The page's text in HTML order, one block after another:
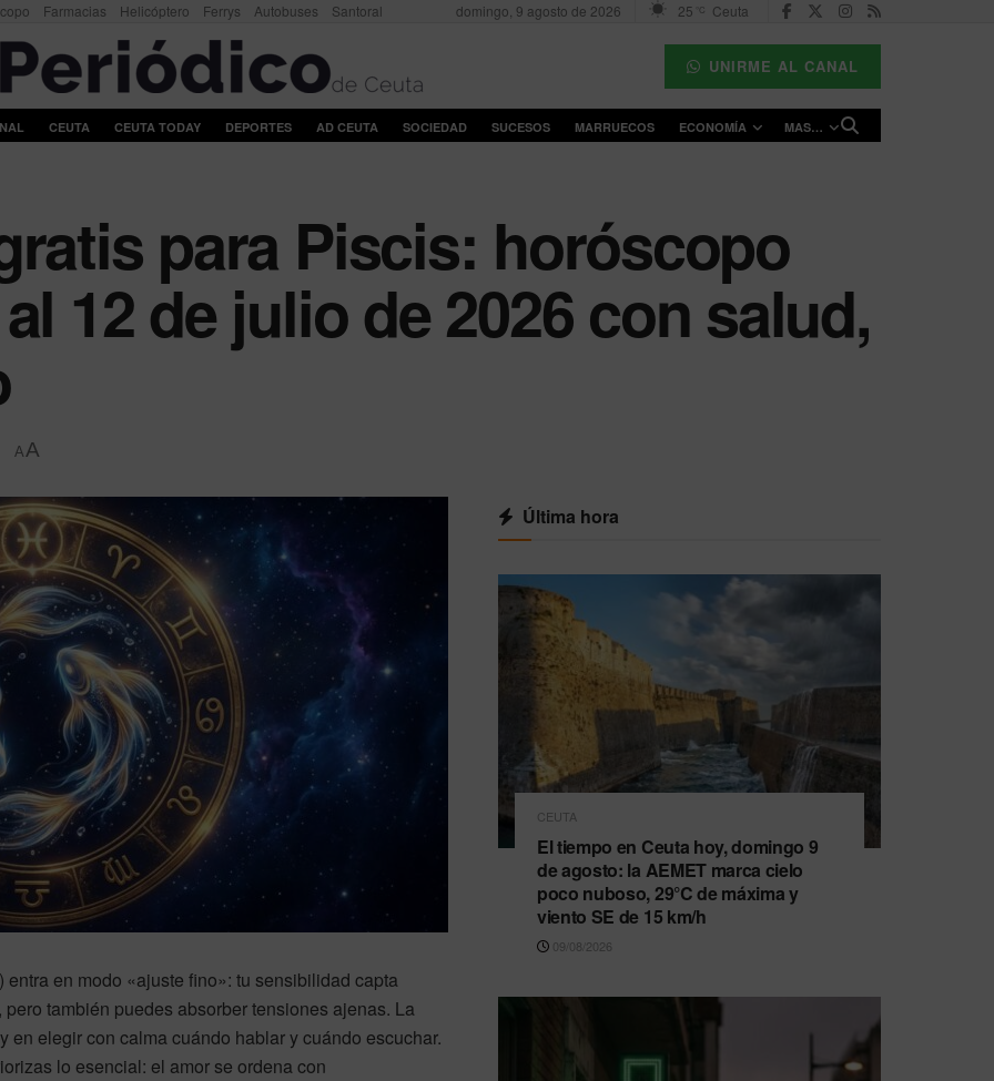
Farmacias Helicóptero Ferrys Autobuses Santoral domingo, 9 agosto de 2026 25 °C Ceuta
UNIRME AL CANAL
CEUTA CEUTA TODAY DEPORTES AD CEUTA SOCIEDAD SUCESOS MARRUECOS ECONOMÍA MAS…
para Piscis: horóscopo
12 de julio de 2026 con salud,
AA
en modo «ajuste fino»: tu sensibilidad capta
también puedes absorber tensiones ajenas. La
elegir con calma cuándo hablar y cuándo escuchar.
lo esencial: el amor se ordena con
Última hora
CEUTA
El tiempo en Ceuta hoy, domingo 9
de agosto: la AEMET marca cielo
poco nuboso, 29°C de máxima y
viento SE de 15 km/h
09/08/2026